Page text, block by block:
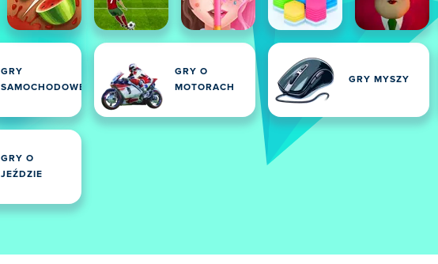
GRY
SAMOCHODOWE
GRY O
MOTORACH
GRY MYSZY
GRY O
JEŹDZIE